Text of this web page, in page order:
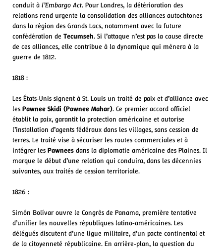
conduit à l’Embargo Act. Pour Londres, la détérioration des
relations rend urgente la consolidation des alliances autochtones
dans la région des Grands Lacs, notamment avec la future
confédération de Tecumseh. Si l’attaque n’est pas la cause directe
de ces alliances, elle contribue à la dynamique qui mènera à la
guerre de 1812.
1818 :
Les États‑Unis signent à St. Louis un traité de paix et d’alliance avec
les Pawnee Skidi (Pawnee Mahar). Ce premier accord officiel
établit la paix, garantit la protection américaine et autorise
l’installation d’agents fédéraux dans les villages, sans cession de
terres. Le traité vise à sécuriser les routes commerciales et à
intégrer les Pawnees dans la diplomatie américaine des Plaines. Il
marque le début d’une relation qui conduira, dans les décennies
suivantes, aux traités de cession territoriale.
1826 :
Simón Bolívar ouvre le Congrès de Panama, première tentative
d’unifier les nouvelles républiques latino‑américaines. Les
délégués discutent d’une ligue militaire, d’un pacte continental et
de la citoyenneté républicaine. En arrière‑plan, la question du